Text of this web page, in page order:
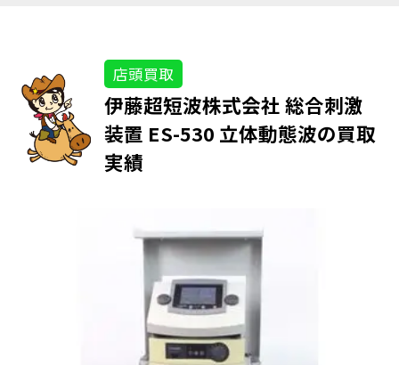
店頭買取
伊藤超短波株式会社 総合刺激
装置 ES-530 立体動態波の買取
実績